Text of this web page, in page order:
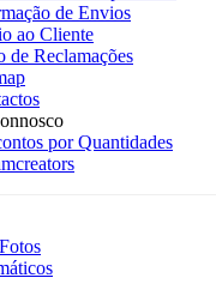
de Envios
ao Cliente
de Reclamações
por Quantidades